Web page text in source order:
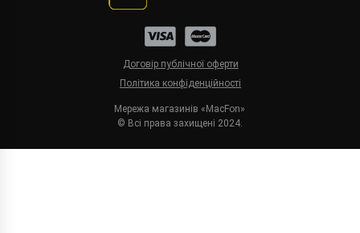
Мережа магазинів «MacFon»
© Всі права захищені 2024.
Політика конфіденційності
Договір публічної оферти